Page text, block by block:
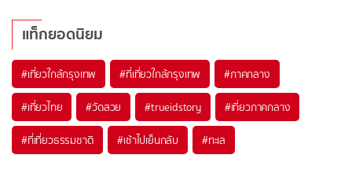
แท็กยอดนิยม
#เที่ยวใกล้กรุงเทพ #ที่เที่ยวใกล้กรุงเทพ #ภาคกลาง
#เที่ยวไทย #วัดสวย #trueidstory #เที่ยวภาคกลาง
#ที่เที่ยวธรรมชาติ #เช้าไปเย็นกลับ #ทะเล